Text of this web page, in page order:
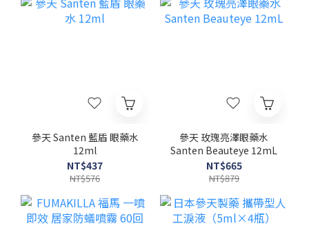
參天 Santen 藍盾 眼藥水
12ml
NT$437
NT$576
參天 玫瑰亮澤眼藥水
Santen Beauteye 12mL
NT$665
NT$879